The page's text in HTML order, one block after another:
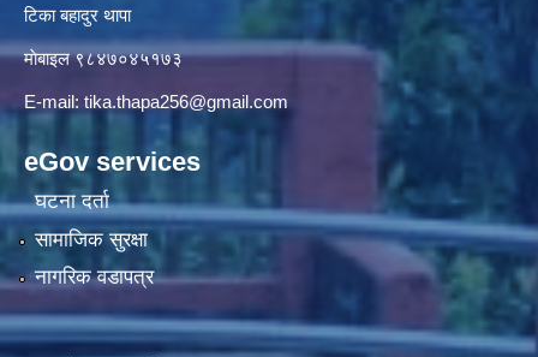
टिका बहादुर थापा
माे‍बाइल ९८४७०४५१७३
E-mail: tika.thapa256@gmail.com
eGov services
घटना दर्ता
सामाजिक सुरक्षा
नागरिक वडापत्र